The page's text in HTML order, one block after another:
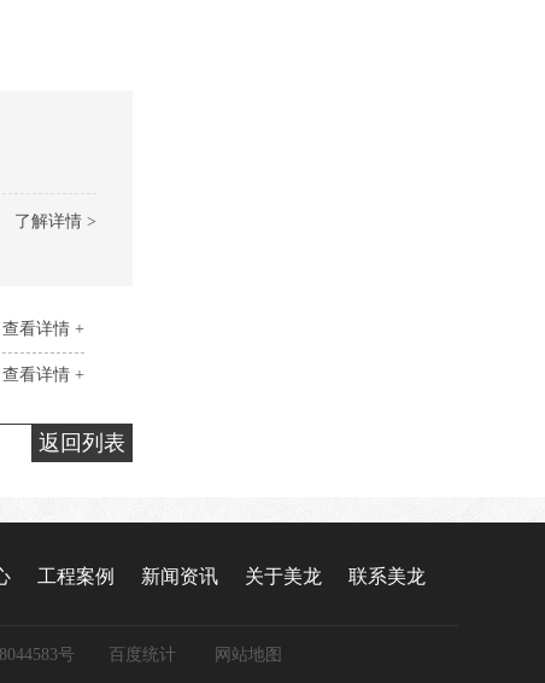
了解详情 >
查看详情 +
查看详情 +
返回列表
工程案例 新闻资讯 关于美龙 联系美龙
号 百度统计 网站地图